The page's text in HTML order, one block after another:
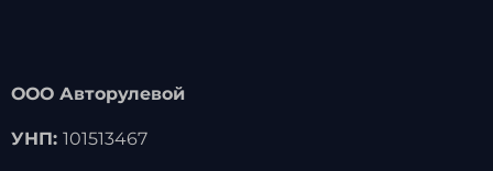
ООО Авторулевой
УНП: 101513467